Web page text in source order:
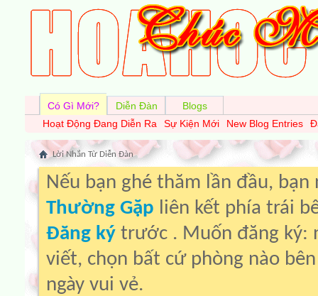
Có Gì Mới?
Hoạt Động Đang Diễn Ra
Sự Kiện Mới New Blog Entries
Diễn Đàn Blogs
Lời Nhắn Từ Diễn Ðàn
Nếu bạn ghé thăm lần đầu,
Thường Gặp liên kết phía trái
Đăng ký trước . Muốn đăng ký:
viết, chọn bất cứ phòng nào
ngày vui vẻ.